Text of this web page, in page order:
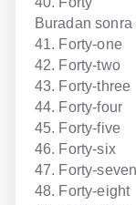
Buradan
41. Forty-one
42. Forty-two
43. Forty-three
44. Forty-four
45. Forty-five
46. Forty-six
47. Forty-seven
48. Forty-eight